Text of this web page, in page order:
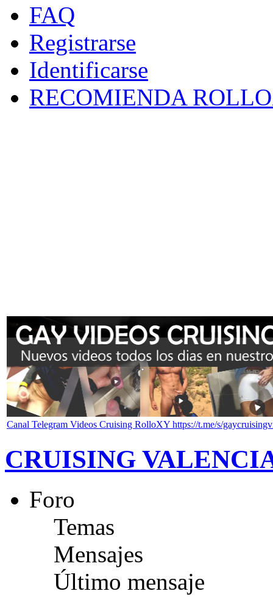
FAQ
Registrarse
Identificarse
RECOMIENDA
Canal Telegram Videos Cruising RolloXY https://t.me/s/
CRUISING
Foro
Temas
Mensajes
Último mensaje